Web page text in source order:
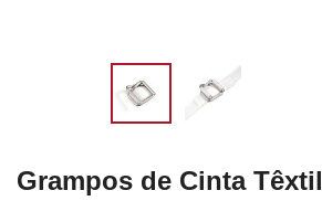
Grampos de Cinta Têxtil